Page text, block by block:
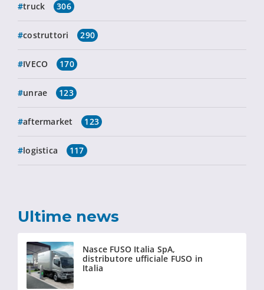
truck 306
costruttori 290
IVECO 170
unrae 123
aftermarket 123
logistica 117
Ultime news
Nasce FUSO Italia SpA,
distributore ufficiale FUSO in
Italia